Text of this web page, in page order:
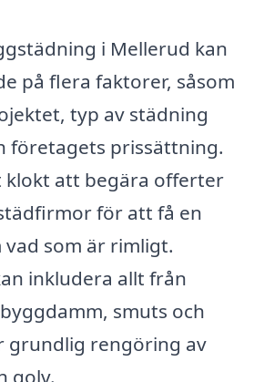
i Mellerud kan
på flera faktorer, såsom
typ av städning
företagets prissättning.
klokt att begära offerter
för att få en
som är rimligt.
inkludera allt från
smuts och
grundlig rengöring av
golv.